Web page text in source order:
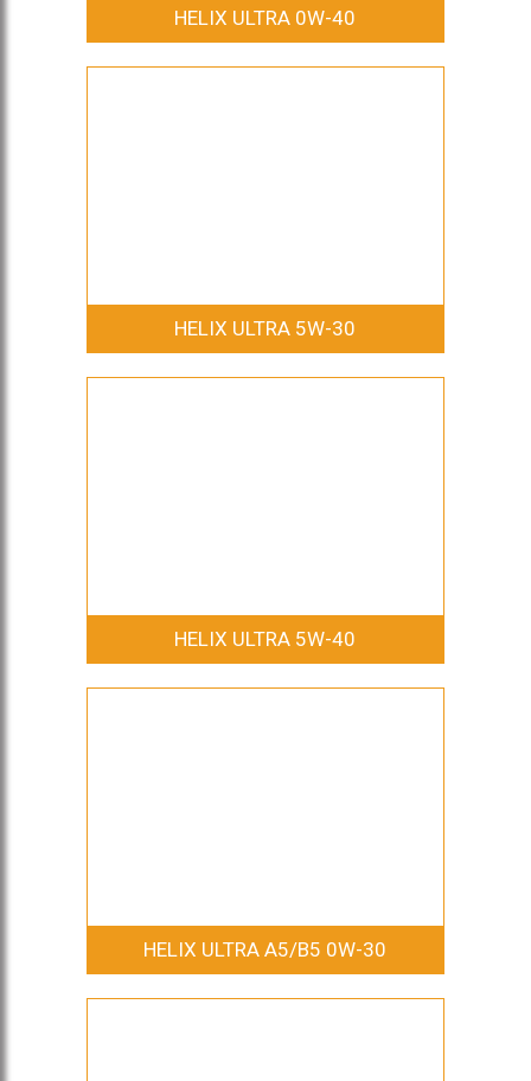
HELIX ULTRA 0W-40
HELIX ULTRA 5W-30
HELIX ULTRA 5W-40
HELIX ULTRA A5/B5 0W-30